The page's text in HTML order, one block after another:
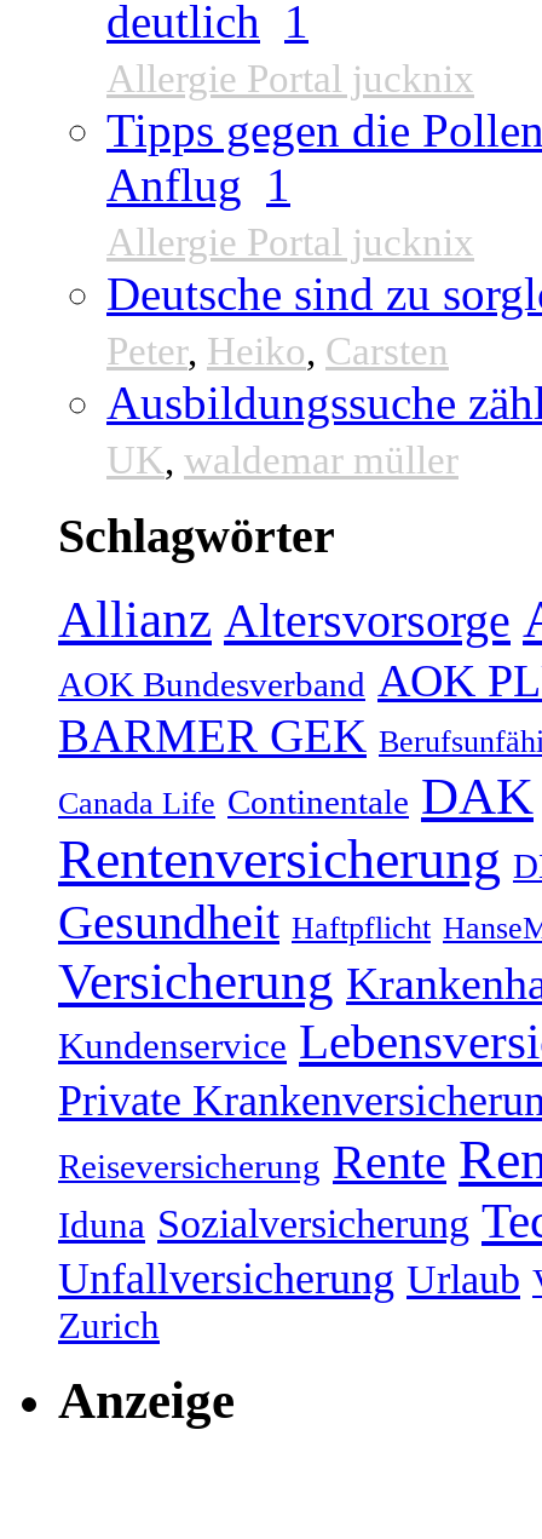
deutlich 1
Allergie Portal jucknix
Tipps gegen die
Anflug 1
Allergie Portal jucknix
Deutsche sind zu
Peter, Heiko, Carsten
Ausbildungssuche
UK, waldemar müller
Schlagwörter
Allianz Altersvorsorge
AOK Bundesverband AOK
BARMER GEK
Canada Life Continentale DAK
Rentenversicherung
Gesundheit Haftpflicht
Versicherung
Kundenservice
Private
Reiseversicherung Rente
Iduna Sozialversicherung
Unfallversicherung Urlaub
Zurich
Anzeige